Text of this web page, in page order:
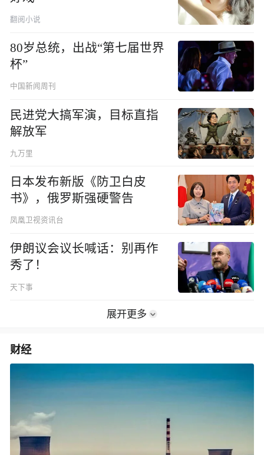
翻阅小说
80岁总统，出战“第七届世界
杯”
中国新闻周刊
民进党大搞军演，目标直指
解放军
九万里
日本发布新版《防卫白皮
书》，俄罗斯强硬警告
凤凰卫视资讯台
伊朗议会议长喊话：别再作
秀了！
天下事
展开更多
财经